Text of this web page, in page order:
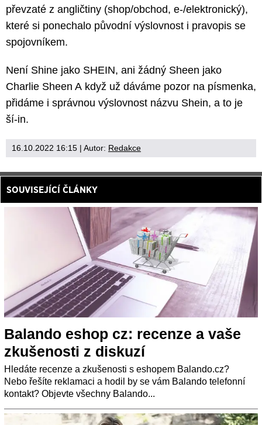
převzaté z angličtiny (shop/obchod, e-/elektronický),
které si ponechalo původní výslovnost i pravopis se
spojovníkem.
Není Shine jako SHEIN, ani žádný Sheen jako
Charlie Sheen A když už dáváme pozor na písmenka,
přidáme i správnou výslovnost názvu Shein, a to je
ší-in.
16.10.2022 16:15 | Autor: Redakce
SOUVISEJÍCÍ ČLÁNKY
Balando eshop cz: recenze a vaše
zkušenosti z diskuzí
Hledáte recenze a zkušenosti s eshopem Balando.cz?
Nebo řešíte reklamaci a hodil by se vám Balando telefonní
kontakt? Objevte všechny Balando...